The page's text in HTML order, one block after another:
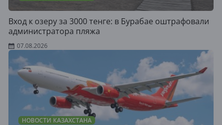
Вход к озеру за 3000 тенге: в Бурабае оштрафовали
администратора пляжа
07.08.2026
НОВОСТИ КАЗАХСТАНА